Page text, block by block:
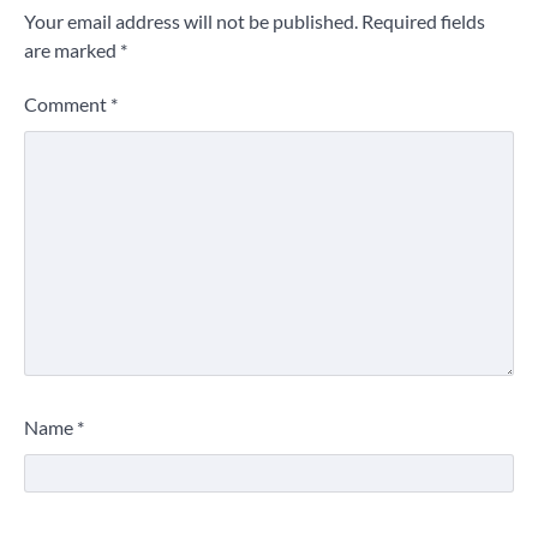
Your email address will not be published. Required fields
are marked *
Comment *
Name *